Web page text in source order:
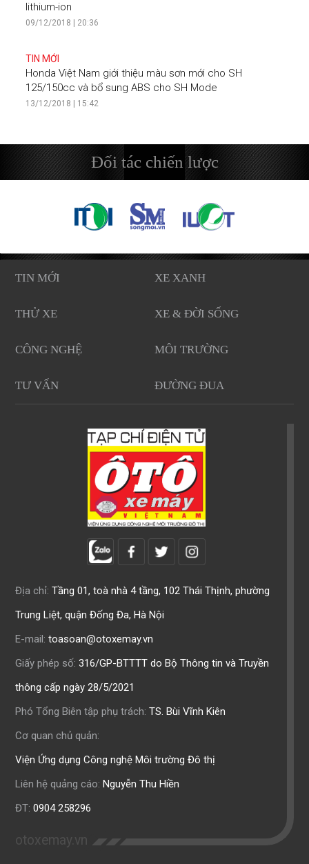
lithium-ion
09/12/2018 | 20:36
TIN MỚI
Honda Việt Nam giới thiệu màu sơn mới cho SH
125/150cc và bổ sung ABS cho SH Mode
13/12/2018 | 15:42
Đối tác chiến lược
TIN MỚI XE XANH
THỬ XE XE & ĐỜI SỐNG
CÔNG NGHỆ MÔI TRƯỜNG
TƯ VẤN ĐƯỜNG ĐUA
Địa chỉ: Tầng 01, toà nhà 4 tầng, 102 Thái Thịnh, phường
Trung Liệt, quận Đống Đa, Hà Nội
E-mail: toasoan@otoxemay.vn
Giấy phép số: 316/GP-BTTTT do Bộ Thông tin và Truyền
thông cấp ngày 28/5/2021
Phó Tổng Biên tập phụ trách: TS. Bùi Vĩnh Kiên
Cơ quan chủ quản:
Viện Ứng dụng Công nghệ Môi trường Đô thị
Liên hệ quảng cáo: Nguyễn Thu Hiền
ĐT: 0904 258296
otoxemay.vn